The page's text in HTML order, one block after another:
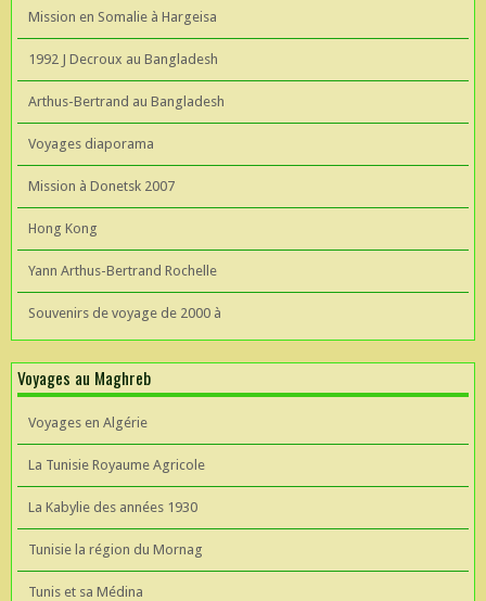
Mission en Somalie à Hargeisa
1992 J Decroux au Bangladesh
Arthus-Bertrand au Bangladesh
Voyages diaporama
Mission à Donetsk 2007
Hong Kong
Yann Arthus-Bertrand Rochelle
Souvenirs de voyage de 2000 à
Voyages au Maghreb
Voyages en Algérie
La Tunisie Royaume Agricole
La Kabylie des années 1930
Tunisie la région du Mornag
Tunis et sa Médina